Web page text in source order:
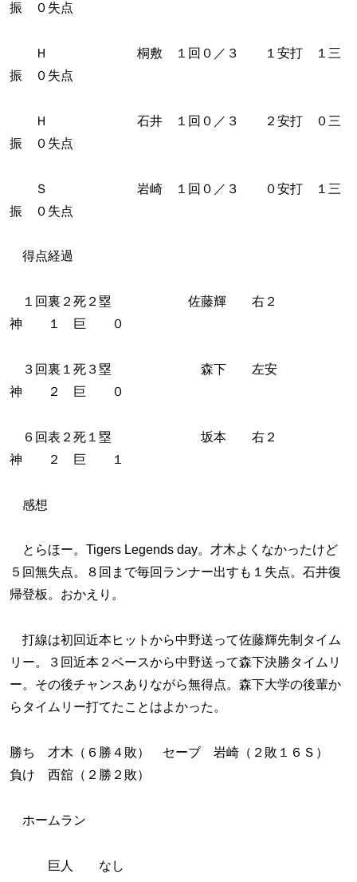
振 ０失点
Ｈ 桐敷 １回０／３ １安打 １三
振 ０失点
Ｈ 石井 １回０／３ ２安打 ０三
振 ０失点
Ｓ 岩崎 １回０／３ ０安打 １三
振 ０失点
得点経過
１回裏２死２塁 佐藤輝 右２
神 １ 巨 ０
３回裏１死３塁 森下 左安
神 ２ 巨 ０
６回表２死１塁 坂本 右２
神 ２ 巨 １
感想
とらほー。Tigers Legends day。才木よくなかったけど
５回無失点。８回まで毎回ランナー出すも１失点。石井復
帰登板。おかえり。
打線は初回近本ヒットから中野送って佐藤輝先制タイム
リー。３回近本２ベースから中野送って森下決勝タイムリ
ー。その後チャンスありながら無得点。森下大学の後輩か
らタイムリー打てたことはよかった。
勝ち 才木（６勝４敗） セーブ 岩崎（２敗１６Ｓ）
負け 西舘（２勝２敗）
ホームラン
巨人 なし